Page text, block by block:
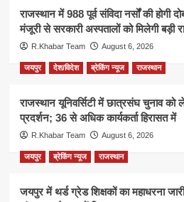
राजस्थान में 988 पूर्व संविदा नर्सों की होगी
मंजूरी से सरकारी अस्पतालों को मिलेगी बड़ी
R.Khabar Team August 6, 2026
जयपुर देश/विदेश ब्रेकिंग न्यूज राजस्थान
राजस्थान यूनिवर्सिटी में छात्रसंघ चुनाव
प्रदर्शन; 36 से अधिक कार्यकर्ता हिरासत में
R.Khabar Team August 6, 2026
जयपुर ब्रेकिंग न्यूज राजस्थान
जयपुर में थर्ड ग्रेड शिक्षकों का महाधरना